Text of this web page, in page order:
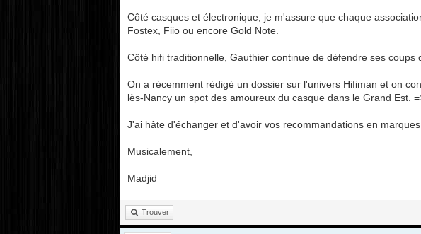
Côté casques et électronique, je m'assure que chaque
Fostex, Fiio ou encore Gold Note.
Côté hifi traditionnelle, Gauthier continue de défendre ses coups
On a récemment rédigé un dossier sur l'univers Hifiman et on
lès-Nancy un spot des amoureux du casque dans le Grand Est.
J'ai hâte d'échanger et d'avoir vos recommandations en
Musicalement,
Madjid
Trouver